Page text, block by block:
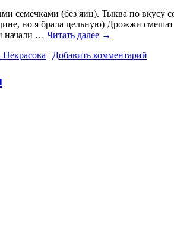
(без яиц). Тыква по вкусу
но я брала цельную) Дрожжи
начали … Читать далее →
Некрасова | Добавить комментарий